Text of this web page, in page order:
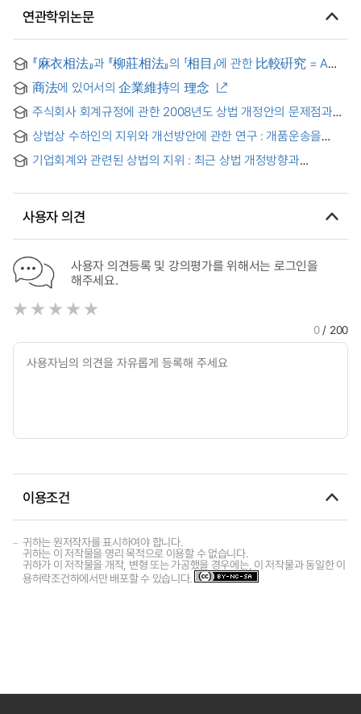
연관학위논문
『麻衣相法』과 『柳莊相法』의 「相目」에 관한 比較硏究 = A
comparative study on the shape of eye in Mayixiangfa and
Liuzhuangxiangfa
商法에 있어서의 企業維持의 理念
주식회사 회계규정에 관한 2008년도 상법 개정안의 문제점과
개선방안 : 재무제표와 배당가능이익을 중심으로
상법상 수하인의 지위와 개선방안에 관한 연구 : 개품운송을
중심으로 = A Study on the Legal status of Consignee and
Improvement plan under the Korean Commercial Code :
기업회계와 관련된 상법의 지위 : 최근 상법 개정방향과
사용자 의견
사용자 의견등록 및 강의평가를 위해서는 로그인을
해주세요.
0/ 200
이용조건
귀하는 원저작자를 표시하여야 합니다.
귀하는 이 저작물을 영리 목적으로 이용할 수 없습니다.
귀하가 이 저작물을 개작, 변형 또는 가공했을 경우에는, 이 저작물과 동일한 이
용허락조건하에서만 배포할 수 있습니다.